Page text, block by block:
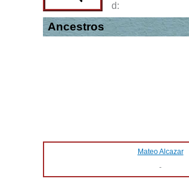
d:
Ancestros
Mateo Alcazar
-